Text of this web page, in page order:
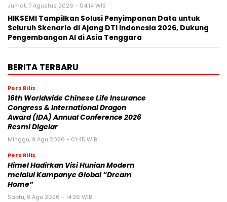
Jumat, 7 Agustus 2026 - 04:14 WIB
HIKSEMI Tampilkan Solusi Penyimpanan Data untuk
Seluruh Skenario di Ajang DTI Indonesia 2026, Dukung
Pengembangan AI di Asia Tenggara
BERITA TERBARU
Pers Rilis
16th Worldwide Chinese Life Insurance
Congress & International Dragon
Award (IDA) Annual Conference 2026
Resmi Digelar
Minggu, 9 Agu 2026 - 01:45 WIB
Pers Rilis
Himel Hadirkan Visi Hunian Modern
melalui Kampanye Global “Dream
Home”
Sabtu, 8 Agu 2026 - 14:26 WIB